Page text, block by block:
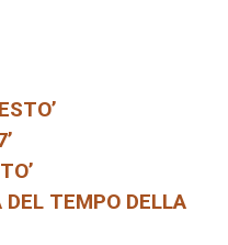
DEL TEMPO DELLA